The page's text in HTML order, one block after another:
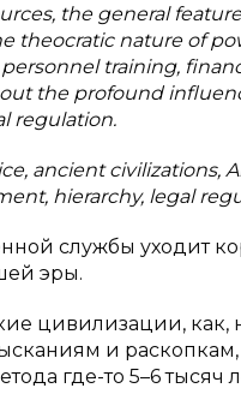
the general
theocratic nature of
training,
the profound
regulation.
ancient civilizations,
hierarchy, legal
службы уходит
эры.
цивилизации, как,
и
где-то 5–6 тысяч